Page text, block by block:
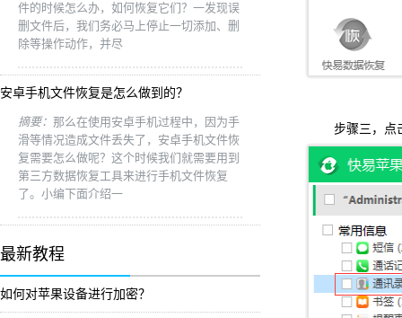
件的时候怎么办，如何恢复它们？一发现误
删文件后，我们务必马上停止一切添加、删
除等操作动作，并尽
安卓手机文件恢复是怎么做到的？
摘要： 那么在使用安卓手机过程中，因为手
滑等情况造成文件丢失了，安卓手机文件恢
复需要怎么做呢？这个时候我们就需要用到
第三方数据恢复工具来进行手机文件恢复
了。小编下面介绍一
最新教程
如何对苹果设备进行加密？
步骤三，点